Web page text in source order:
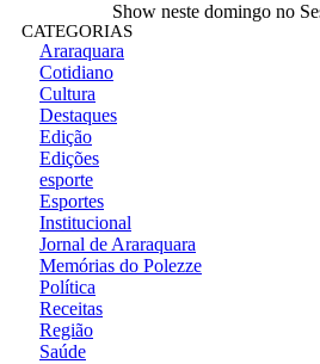
Show neste domingo no
CATEGORIAS
Araraquara
Cotidiano
Cultura
Destaques
Edição
Edições
esporte
Esportes
Institucional
Jornal de Araraquara
Memórias do Polezze
Política
Receitas
Região
Saúde